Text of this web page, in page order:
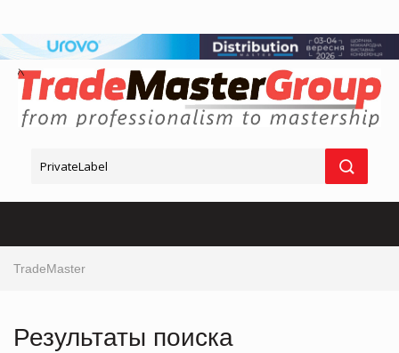
TradeMaster
Результаты поиска